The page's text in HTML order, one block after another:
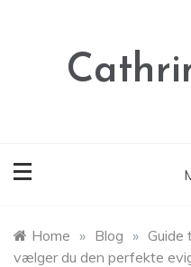
Home » Blog » Guide
vælger du den perfekte